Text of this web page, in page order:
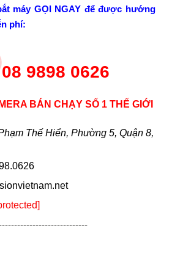
máy GỌI NGAY để được hướng
phí:
08 9898 0626
BÁN CHẠY SỐ 1 THẾ GIỚI
Thế Hiển, Phường 5, Quận 8,